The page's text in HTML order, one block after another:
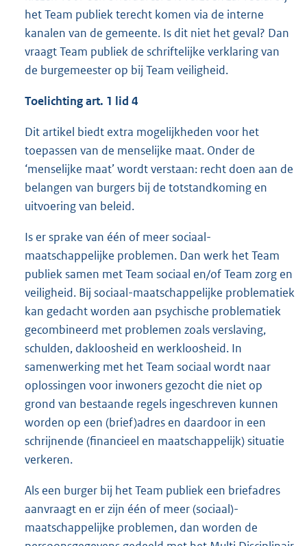
het Team publiek terecht komen via de interne
kanalen van de gemeente. Is dit niet het geval? Dan
vraagt Team publiek de schriftelijke verklaring van
de burgemeester op bij Team veiligheid.
Toelichting art. 1 lid 4
Dit artikel biedt extra mogelijkheden voor het
toepassen van de menselijke maat. Onder de
‘menselijke maat’ wordt verstaan: recht doen aan de
belangen van burgers bij de totstandkoming en
uitvoering van beleid.
Is er sprake van één of meer sociaal-
maatschappelijke problemen. Dan werk het Team
publiek samen met Team sociaal en/of Team zorg en
veiligheid. Bij sociaal-maatschappelijke problematiek
kan gedacht worden aan psychische problematiek
gecombineerd met problemen zoals verslaving,
schulden, dakloosheid en werkloosheid. In
samenwerking met het Team sociaal wordt naar
oplossingen voor inwoners gezocht die niet op
grond van bestaande regels ingeschreven kunnen
worden op een (brief)adres en daardoor in een
schrijnende (financieel en maatschappelijk) situatie
verkeren.
Als een burger bij het Team publiek een briefadres
aanvraagt en er zijn één of meer (sociaal)-
maatschappelijke problemen, dan worden de